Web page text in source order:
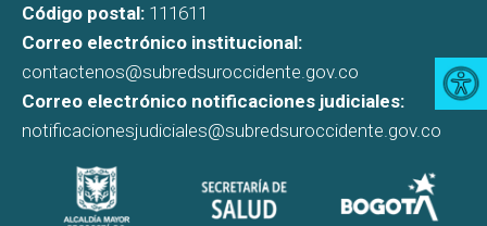
Código postal: 111611
Correo electrónico institucional:
contactenos@subredsuroccidente.gov.co
Correo electrónico notificaciones judiciales:
notificacionesjudiciales@subredsuroccidente.gov.co